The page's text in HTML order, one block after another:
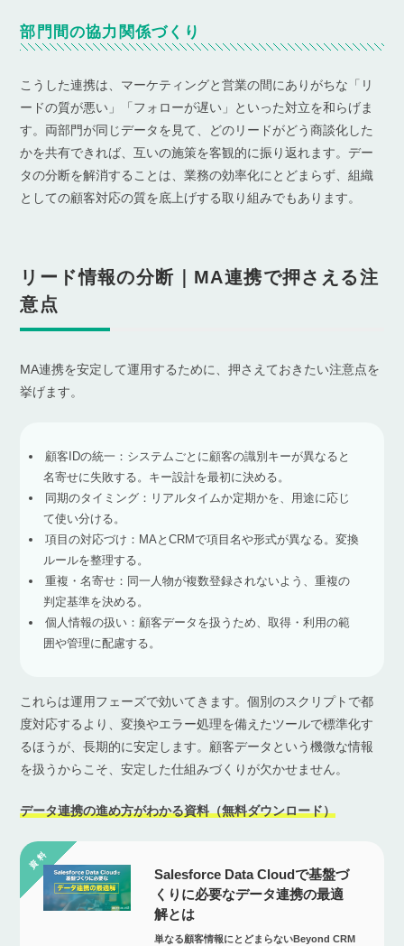
部門間の協力関係づくり
こうした連携は、マーケティングと営業の間にありがちな「リ
ードの質が悪い」「フォローが遅い」といった対立を和らげま
す。両部門が同じデータを見て、どのリードがどう商談化した
かを共有できれば、互いの施策を客観的に振り返れます。デー
タの分断を解消することは、業務の効率化にとどまらず、組織
としての顧客対応の質を底上げする取り組みでもあります。
リード情報の分断｜MA連携で押さえる注
意点
MA連携を安定して運用するために、押さえておきたい注意点を
挙げます。
顧客IDの統一：システムごとに顧客の識別キーが異なると
名寄せに失敗する。キー設計を最初に決める。
同期のタイミング：リアルタイムか定期かを、用途に応じ
て使い分ける。
項目の対応づけ：MAとCRMで項目名や形式が異なる。変換
ルールを整理する。
重複・名寄せ：同一人物が複数登録されないよう、重複の
判定基準を決める。
個人情報の扱い：顧客データを扱うため、取得・利用の範
囲や管理に配慮する。
これらは運用フェーズで効いてきます。個別のスクリプトで都
度対応するより、変換やエラー処理を備えたツールで標準化す
るほうが、長期的に安定します。顧客データという機微な情報
を扱うからこそ、安定した仕組みづくりが欠かせません。
データ連携の進め方がわかる資料（無料ダウンロード）
Salesforce Data Cloudで基盤づ
くりに必要なデータ連携の最適
解とは
単なる顧客情報にとどまらないBeyond CRM